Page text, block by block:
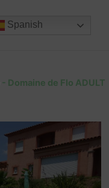
Spanish
- Domaine de Flo ADULT